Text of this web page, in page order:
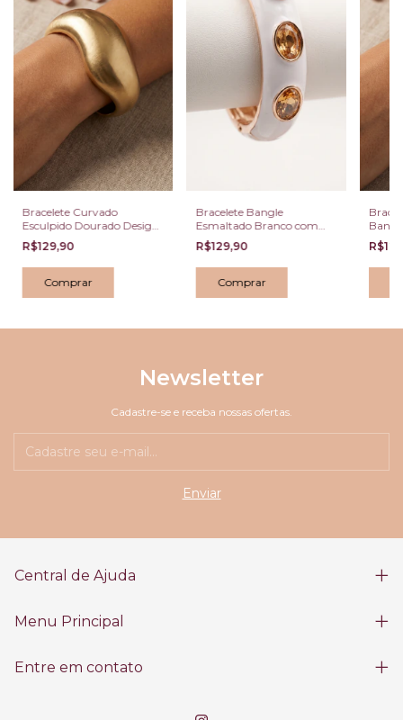
Bracelete Curvado
Esculpido Dourado Design
Orgânico
R$129,90
Bracelete Bangle
Esmaltado Branco com
Cristais Champagne Oval
Dourado
R$129,90
Newsletter
Cadastre-se e receba nossas ofertas.
Central de Ajuda
Menu Principal
Entre em contato